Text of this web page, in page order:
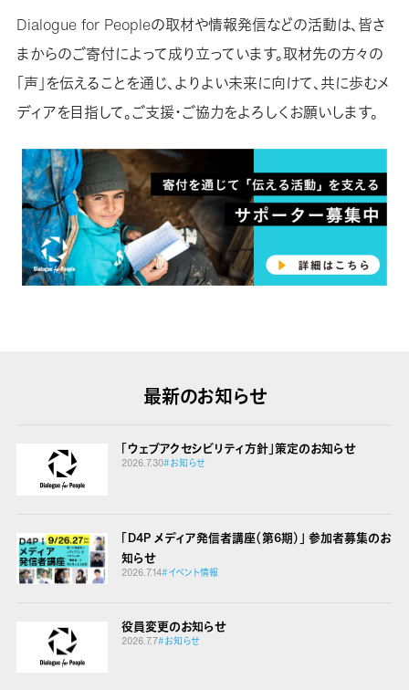
Dialogue for Peopleの取材や情報発信などの活動は、皆さ
まからのご寄付によって成り立っています。取材先の方々の
「声」を伝えることを通じ、よりよい未来に向けて、共に歩むメ
ディアを目指して。ご支援・ご協力をよろしくお願いします。
最新のお知らせ
「ウェブアクセシビリティ方針」策定のお知らせ
2026.7.30#お知らせ
「D4P メディア発信者講座（第6期）」 参加者募集のお
知らせ
2026.7.14#イベント情報
役員変更のお知らせ
2026.7.7#お知らせ